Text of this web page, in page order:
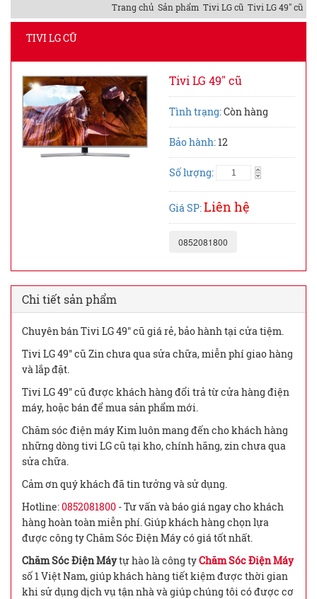
Trang chủ Sản phẩm Tivi LG cũ Tivi LG 49" cũ
TIVI LG CŨ
Tivi LG 49" cũ
Tình trạng:Còn hàng
Bảo hành:12
Số lượng:
Giá SP:Liên hệ
0852081800
Chi tiết sản phẩm
Chuyên bán Tivi LG 49" cũ giá rẻ, bảo hành tại cửa tiệm.
Tivi LG 49" cũ Zin chưa qua sửa chữa, miễn phí giao hàng
và lắp đặt.
Tivi LG 49" cũ được khách hàng đổi trả từ cửa hàng điện
máy, hoặc bán để mua sản phẩm mới.
Chăm sóc điện máy Kim luôn mang đến cho khách hàng
những dòng tivi LG cũ tại kho, chính hãng, zin chưa qua
sửa chữa.
Cảm ơn quý khách đã tin tưởng và sử dụng.
Hotline:0852081800 - Tư vấn và báo giá ngay cho khách
hàng hoàn toàn miễn phí. Giúp khách hàng chọn lựa
được công ty Chăm Sóc Điện Máy có giá tốt nhất.
Chăm Sóc Điện Máytự hào là công tyChăm Sóc Điện Máy
số 1 Việt Nam, giúp khách hàng tiết kiệm được thời gian
khi sử dụng dịch vụ tận nhà và giúp chúng tôi có được cơ